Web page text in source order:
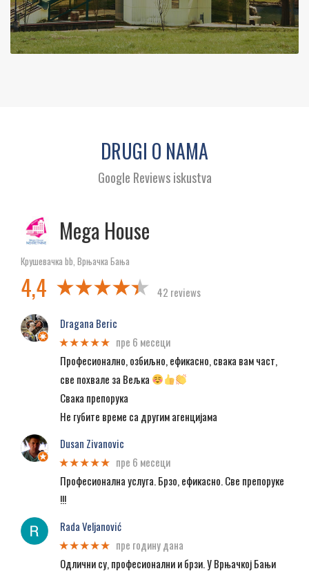
DRUGI O NAMA
Google Reviews iskustva
Mega House
Крушевачка bb, Врњачка Бања
4,4 42 reviews
Dragana Beric
★★★★★ пре 6 месеци
Професионално, озбиљно, ефикасно, свака вам част,
све похвале за Вељка
Свака препорука
Не губите време са другим агенцијама
Dusan Zivanovic
★★★★★ пре 6 месеци
Професионална услуга. Брзо, ефикасно. Све препоруке
!!!
Rada Veljanović
★★★★★ пре годину дана
Одлични су, професионални и брзи. У Врњачкој Бањи